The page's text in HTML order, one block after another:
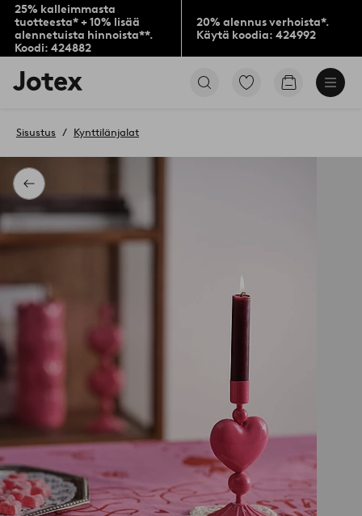
25% kalleimmasta
tuotteesta* + 10% lisää
alennetuista hinnoista**.
Koodi: 424882
20% alennus verhoista*.
Käytä koodia: 424992
Jotex-
logo
aloitussivulle
Siirry
Siirry
Takaisin
Sisustus Kynttilänjalat